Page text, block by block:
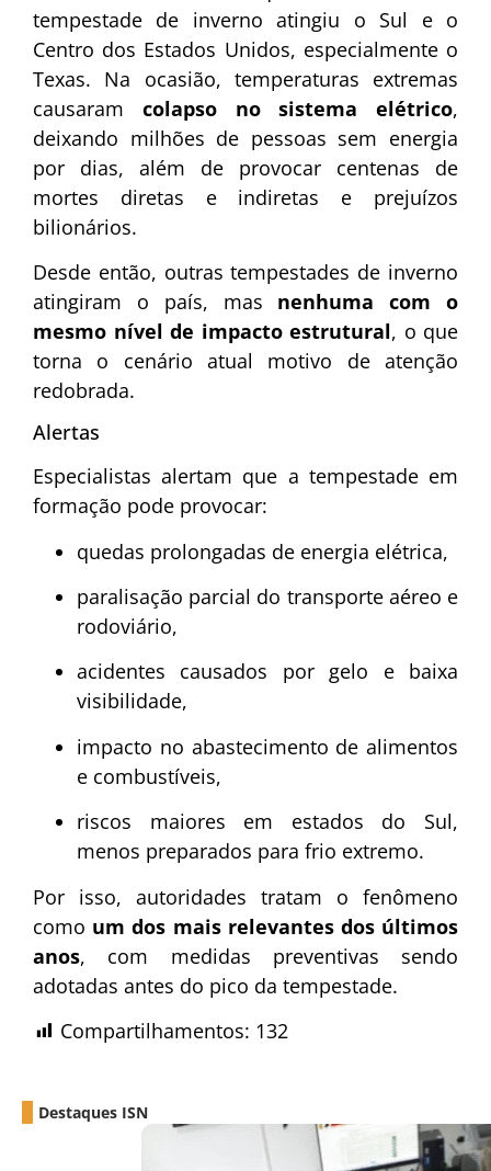
tempestade de inverno atingiu o Sul e o
Centro dos Estados Unidos, especialmente o
Texas. Na ocasião, temperaturas extremas
causaram colapso no sistema elétrico,
deixando milhões de pessoas sem energia
por dias, além de provocar centenas de
mortes diretas e indiretas e prejuízos
bilionários.
Desde então, outras tempestades de inverno
atingiram o país, mas nenhuma com o
mesmo nível de impacto estrutural, o que
torna o cenário atual motivo de atenção
redobrada.
Alertas
Especialistas alertam que a tempestade em
formação pode provocar:
quedas prolongadas de energia elétrica,
paralisação parcial do transporte aéreo e
rodoviário,
acidentes causados por gelo e baixa
visibilidade,
impacto no abastecimento de alimentos
e combustíveis,
riscos maiores em estados do Sul,
menos preparados para frio extremo.
Por isso, autoridades tratam o fenômeno
como um dos mais relevantes dos últimos
anos, com medidas preventivas sendo
adotadas antes do pico da tempestade.
Compartilhamentos: 132
Destaques ISN